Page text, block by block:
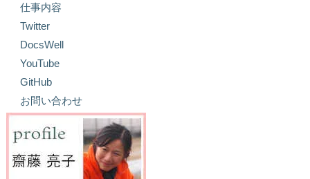
仕事内容
Twitter
DocsWell
YouTube
GitHub
お問い合わせ